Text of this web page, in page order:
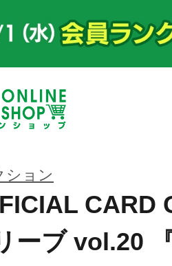
ション
CARD
ーブ vol.20